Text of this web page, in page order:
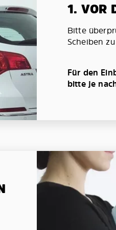
1. VOR
Bitte
Scheiben
Für den
bitte je